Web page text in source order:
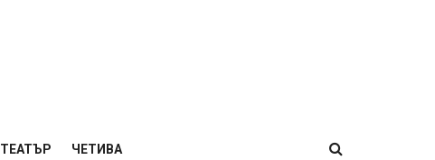
ТЕАТЪР ЧЕТИВА